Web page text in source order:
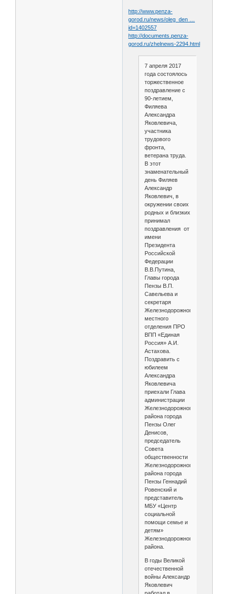
http://www.penza-
gorod.ru/news/oleg_den …
id=1402557
http://documents.penza-
gorod.ru/zhelnews-2294.html
7 апреля 2017
года состоялось
торжественное
поздравление с
90-летием,
Филяева
Александра
Яковлевича,
участника
трудового
фронта,
ветерана труда.
В этот
знаменательный
день Филяев
Александр
Яковлевич, в
окружении своих
родных и близких
принимал
поздравления от
имени
Президента
Российской
Федерации
В.В.Путина,
Главы города
Пензы В.П.
Савельева и
секретаря
Железнодорожного
местного
отделения ПРО
ВПП «Единая
Россия» А.И.
Астахова.
Поздравить с
юбилеем
Александра
Яковлевича
приехали Глава
администрации
Железнодорожного
района города
Пензы Олег
Денисов,
председатель
Совета
общественности
Железнодорожного
района города
Пензы Геннадий
Ровенский и
представитель
МБУ «Центр
социальной
помощи семье и
детям»
Железнодорожного
района.
В годы Великой
отечественной
войны Александр
Яковлевич